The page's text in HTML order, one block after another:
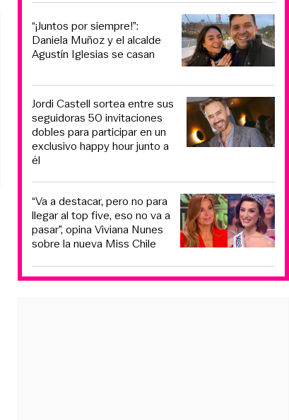
“¡Juntos por siempre!”:
Daniela Muñoz y el alcalde
Agustín Iglesias se casan
Jordi Castell sortea entre sus
seguidoras 50 invitaciones
dobles para participar en un
exclusivo happy hour junto a
él
“Va a destacar, pero no para
llegar al top five, eso no va a
pasar”, opina Viviana Nunes
sobre la nueva Miss Chile